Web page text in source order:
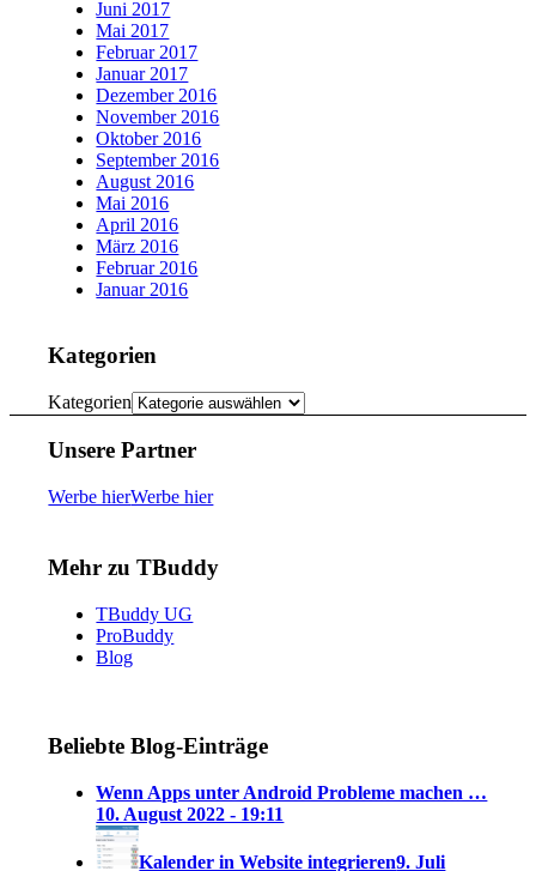
Juni 2017
Mai 2017
Februar 2017
Januar 2017
Dezember 2016
November 2016
Oktober 2016
September 2016
August 2016
Mai 2016
April 2016
März 2016
Februar 2016
Januar 2016
Kategorien
Kategorien
Unsere Partner
Werbe hierWerbe hier
Mehr zu TBuddy
TBuddy UG
ProBuddy
Blog
Beliebte Blog-Einträge
Wenn Apps unter Android Probleme machen …
10. August 2022 - 19:11
Kalender in Website integrieren9. Juli